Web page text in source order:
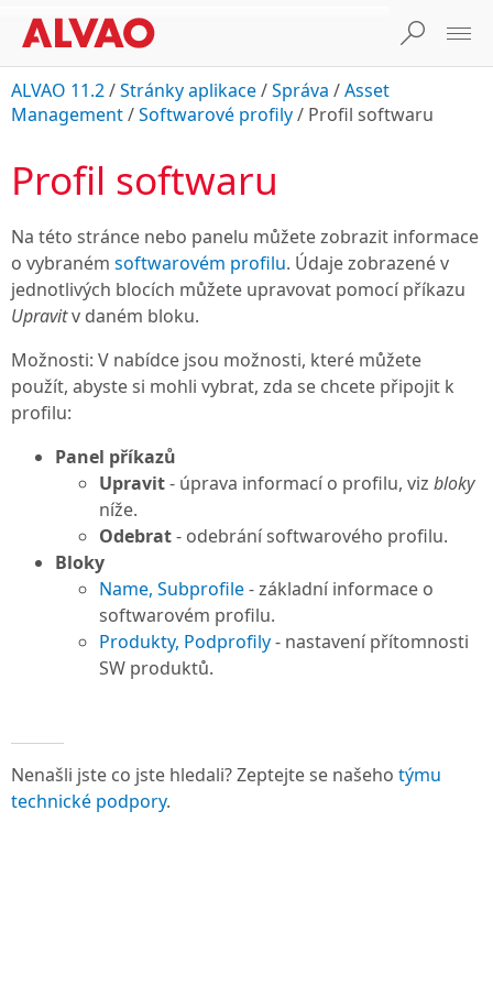
ALVAO 11.2/Stránky aplikace/Správa /Asset
Management/Softwarové profily/ Profil softwaru
Profil softwaru
Na této stránce nebo panelu můžete zobrazit informace
o vybraném softwarovém profilu. Údaje zobrazené v
jednotlivých blocích můžete upravovat pomocí příkazu
Upravitv daném bloku.
Možnosti: V nabídce jsou možnosti, které můžete
použít, abyste si mohli vybrat, zda se chcete připojit k
profilu:
Panel příkazů
Upravit- úprava informací o profilu, viz bloky
níže.
Odebrat- odebrání softwarového profilu.
Bloky
Name, Subprofile- základní informace o
softwarovém profilu.
Produkty, Podprofily- nastavení přítomnosti
SW produktů.
Nenašli jste co jste hledali? Zeptejte se našeho týmu
technické podpory.